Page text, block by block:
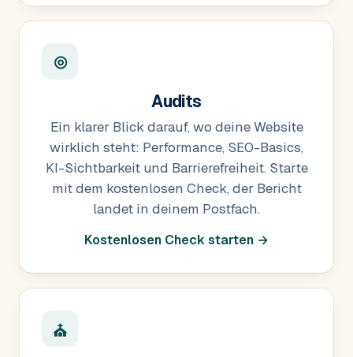
◎
Audits
Ein klarer Blick darauf, wo deine Website
wirklich steht: Performance, SEO-Basics,
KI-Sichtbarkeit und Barrierefreiheit. Starte
mit dem kostenlosen Check, der Bericht
landet in deinem Postfach.
Kostenlosen Check starten →
⛪